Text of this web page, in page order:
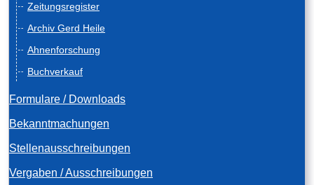
Zeitungsregister
Archiv Gerd Heile
Ahnenforschung
Buchverkauf
Formulare / Downloads
Bekanntmachungen
Stellenausschreibungen
Vergaben / Ausschreibungen